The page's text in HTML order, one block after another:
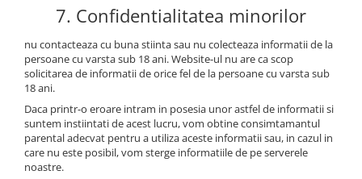
7. Confidentialitatea minorilor
nu contacteaza cu buna stiinta sau nu colecteaza informatii de la
persoane cu varsta sub 18 ani. Website-ul nu are ca scop
solicitarea de informatii de orice fel de la persoane cu varsta sub
18 ani.
Daca printr-o eroare intram in posesia unor astfel de informatii si
suntem instiintati de acest lucru, vom obtine consimtamantul
parental adecvat pentru a utiliza aceste informatii sau, in cazul in
care nu este posibil, vom sterge informatiile de pe serverele
noastre.